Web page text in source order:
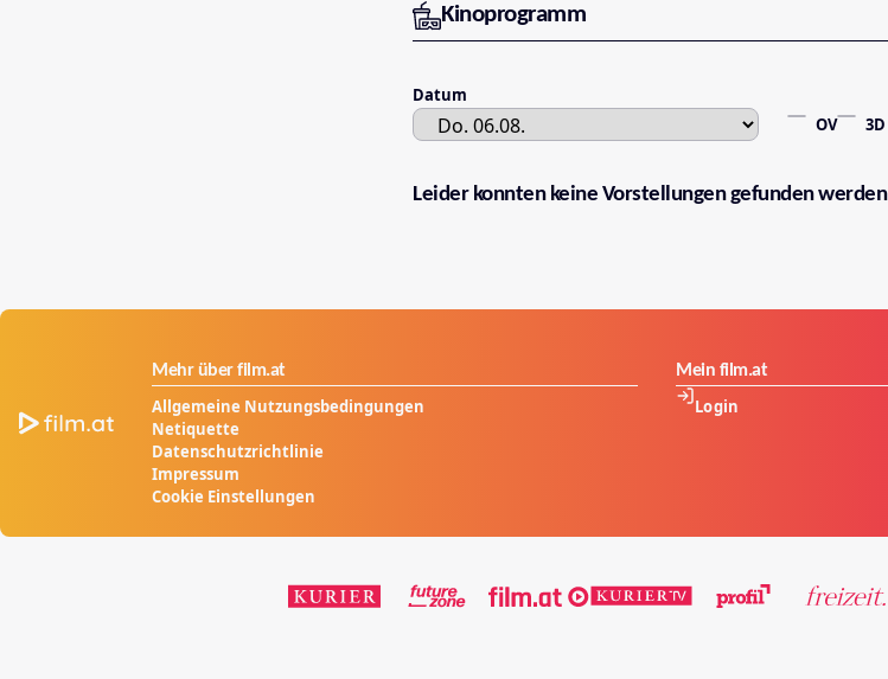
Kinoprogramm
Datum
OV
3D
Leider konnten keine Vorstellungen gefunden werden
Mehr über film.at
Allgemeine Nutzungsbedingungen
Netiquette
Datenschutzrichtlinie
Impressum
Cookie Einstellungen
Mein film.at
Login